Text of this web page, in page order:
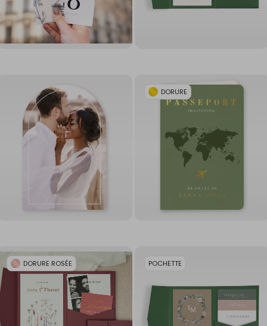
DORURE
DORURE ROSÉE POCHETTE